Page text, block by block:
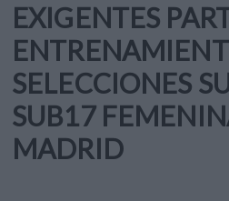
EXIGENTES
SELECCIONES
SUB17
MADRID